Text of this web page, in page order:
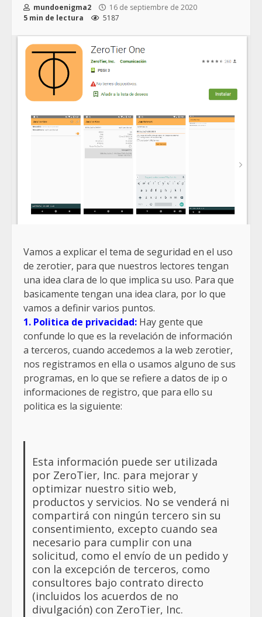
mundoenigma2
16 de septiembre de 2020
5 min de lectura
5187
Vamos a explicar el tema de seguridad en el uso
de zerotier, para que nuestros lectores tengan
una idea clara de lo que implica su uso. Para que
basicamente tengan una idea clara, por lo que
vamos a definir varios puntos.
1. Politica de privacidad: Hay gente que
confunde lo que es la revelación de información
a terceros, cuando accedemos a la web zerotier,
nos registramos en ella o usamos alguno de sus
programas, en lo que se refiere a datos de ip o
informaciones de registro, que para ello su
politica es la siguiente:
Esta información puede ser utilizada
por ZeroTier, Inc. para mejorar y
optimizar nuestro sitio web,
productos y servicios. No se venderá ni
compartirá con ningún tercero sin su
consentimiento, excepto cuando sea
necesario para cumplir con una
solicitud, como el envío de un pedido y
con la excepción de terceros, como
consultores bajo contrato directo
(incluidos los acuerdos de no
divulgación) con ZeroTier, Inc.